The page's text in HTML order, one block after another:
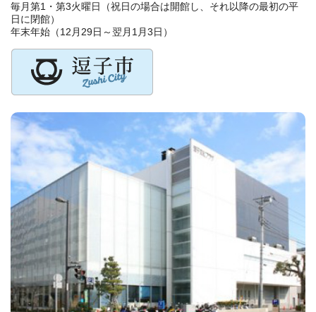
毎月第1・第3火曜日（祝日の場合は開館し、それ以降の最初の平
日に閉館）
年末年始（12月29日～翌月1月3日）